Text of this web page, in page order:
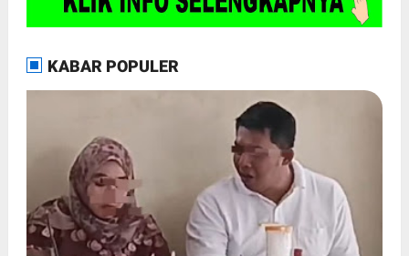
KABAR POPULER